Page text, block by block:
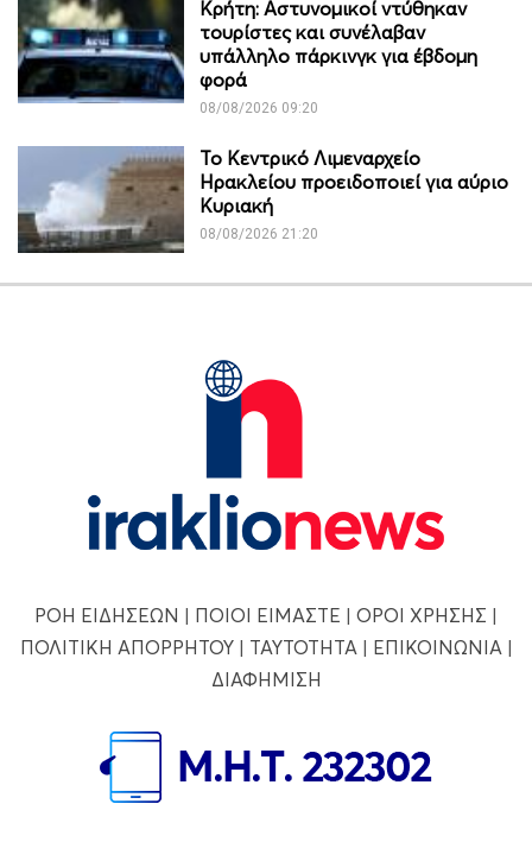
Κρήτη: Αστυνομικοί ντύθηκαν
τουρίστες και συνέλαβαν
υπάλληλο πάρκινγκ για έβδομη
φορά
08/08/2026 09:20
Το Κεντρικό Λιμεναρχείο
Ηρακλείου προειδοποιεί για αύριο
Κυριακή
08/08/2026 21:20
ΡΟΗ ΕΙΔΗΣΕΩΝ | ΠΟΙΟΙ ΕΙΜΑΣΤΕ | ΟΡΟΙ ΧΡΗΣΗΣ |
ΠΟΛΙΤΙΚΗ ΑΠΟΡΡΗΤΟΥ| ΤΑΥΤΟΤΗΤΑ | ΕΠΙΚΟΙΝΩΝΙΑ |
ΔΙΑΦΗΜΙΣΗ